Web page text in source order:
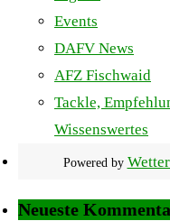
Events
DAFV News
AFZ Fischwaid
Tackle,
Wissenswertes
Powered by
Neueste